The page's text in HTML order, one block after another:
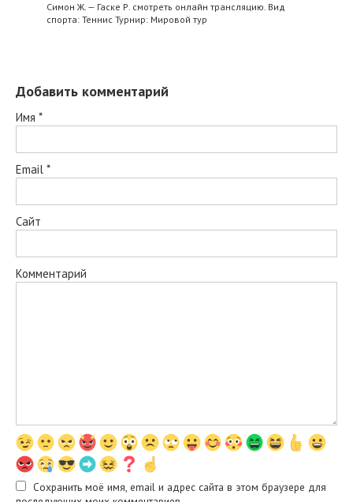
Симон Ж. — Гаске Р. смотреть онлайн трансляцию. Вид
спорта: Теннис Турнир: Мировой тур
Добавить комментарий
Имя *
Email *
Сайт
Комментарий
Сохранить моё имя, email и адрес сайта в этом браузере для